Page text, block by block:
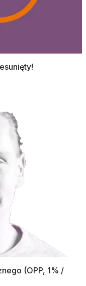
(OPP, 1% /